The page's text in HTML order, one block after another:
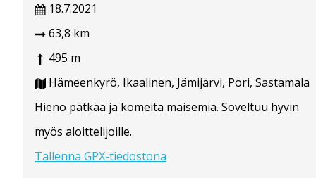
18.7.2021
63,8 km
495 m
Hämeenkyrö, Ikaalinen, Jämijärvi, Pori, Sastamala
Hieno pätkää ja komeita maisemia. Soveltuu hyvin
myös aloittelijoille.
Tallenna GPX-tiedostona